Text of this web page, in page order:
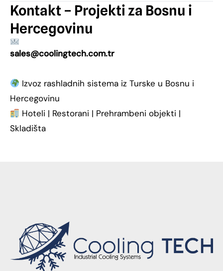
Kontakt – Projekti za Bosnu i
Hercegovinu
sales@coolingtech.com.tr
Izvoz rashladnih sistema iz Turske u Bosnu i
Hercegovinu
Hoteli | Restorani | Prehrambeni objekti |
Skladišta